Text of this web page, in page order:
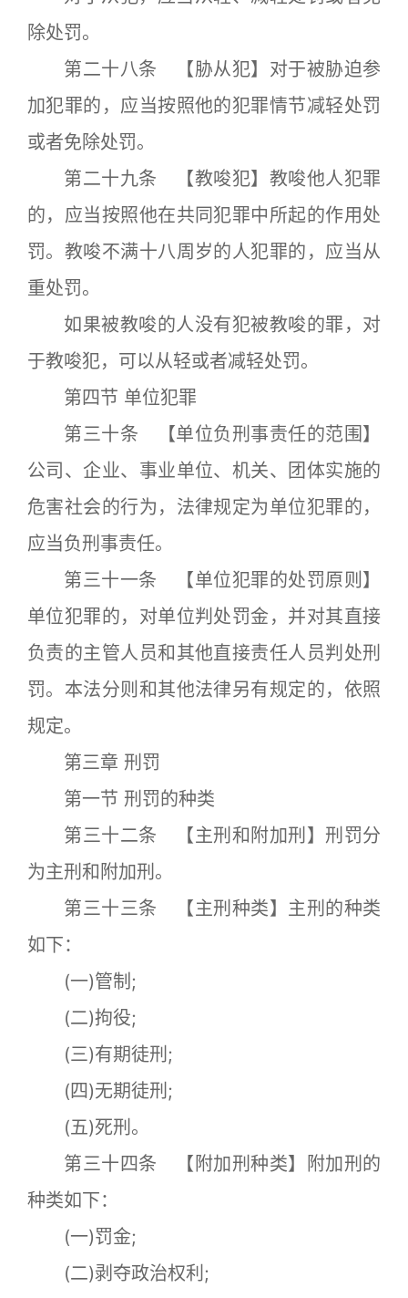
除处罚。
第二十八条 【胁从犯】对于被胁迫参
加犯罪的，应当按照他的犯罪情节减轻处罚
或者免除处罚。
第二十九条 【教唆犯】教唆他人犯罪
的，应当按照他在共同犯罪中所起的作用处
罚。教唆不满十八周岁的人犯罪的，应当从
重处罚。
如果被教唆的人没有犯被教唆的罪，对
于教唆犯，可以从轻或者减轻处罚。
第四节 单位犯罪
第三十条 【单位负刑事责任的范围】
公司、企业、事业单位、机关、团体实施的
危害社会的行为，法律规定为单位犯罪的，
应当负刑事责任。
第三十一条 【单位犯罪的处罚原则】
单位犯罪的，对单位判处罚金，并对其直接
负责的主管人员和其他直接责任人员判处刑
罚。本法分则和其他法律另有规定的，依照
规定。
第三章 刑罚
第一节 刑罚的种类
第三十二条 【主刑和附加刑】刑罚分
为主刑和附加刑。
第三十三条 【主刑种类】主刑的种类
如下：
(一)管制;
(二)拘役;
(三)有期徒刑;
(四)无期徒刑;
(五)死刑。
第三十四条 【附加刑种类】附加刑的
种类如下：
(一)罚金;
(二)剥夺政治权利;